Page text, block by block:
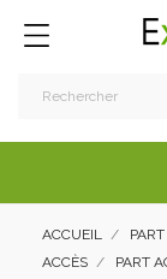
ACCUEIL
ACCÈS
PART